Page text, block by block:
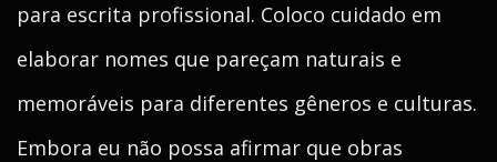
para escrita profissional. Coloco cuidado em
elaborar nomes que pareçam naturais e
memoráveis para diferentes gêneros e culturas.
Embora eu não possa afirmar que obras